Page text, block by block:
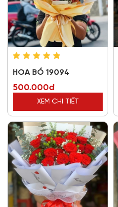
HOA BÓ 19094
500.000đ
XEM CHI TIẾT